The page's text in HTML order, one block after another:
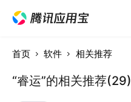
首页 软件 相关推荐
“睿运”的相关推荐(29)